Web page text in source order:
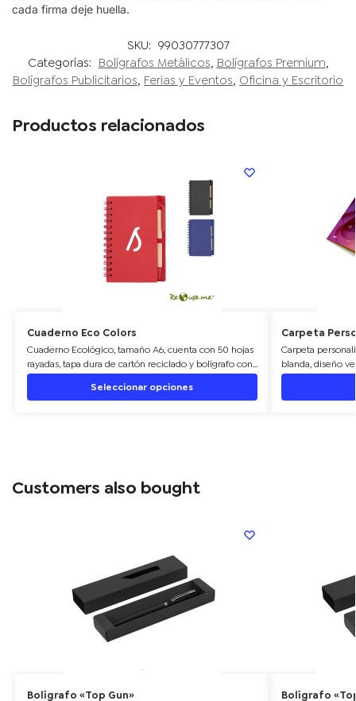
cada firma deje huella.
SKU: 99030777307
Categorías: Bolígrafos Metálicos, Bolígrafos Premium,
Bolígrafos Publicitarios, Ferias y Eventos, Oficina y Escritorio
Productos relacionados
Cuaderno Eco Colors
Cuaderno Ecológico, tamaño A6, cuenta con 50 hojas
rayadas, tapa dura de cartón reciclado y bolígrafo con
pulsador. Compacto, sostenible y personalizable para
destacar tu marca.Seleccionar opciones
Carpeta
Carpeta
blanda, diseño
reuniones y
Customers also bought
Bolígrafo «Top Gun» Bolígrafo